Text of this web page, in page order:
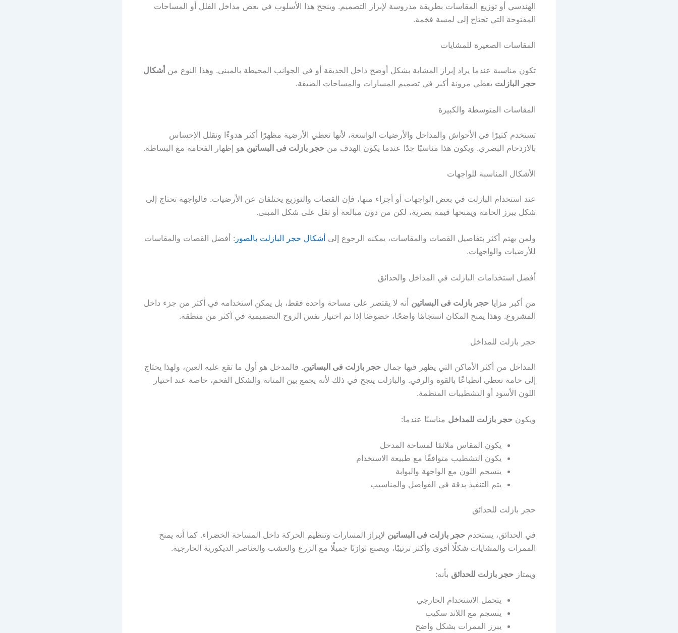
الهندسي أو توزيع المقاسات بطريقة مدروسة لإبراز التصميم. وينجح هذا الأسلوب في بعض مداخل الفلل أو المساحات
المفتوحة التي تحتاج إلى لمسة فخمة.
المقاسات الصغيرة للمشايات
تكون مناسبة عندما يراد إبراز المشاية بشكل أوضح داخل الحديقة أو في الجوانب المحيطة بالمبنى. وهذا النوع من أشكال
حجر البازلت يعطي مرونة أكبر في تصميم المسارات والمساحات الضيقة.
المقاسات المتوسطة والكبيرة
تستخدم كثيرًا في الأحواش والمداخل والأرضيات الواسعة، لأنها تعطي الأرضية مظهرًا أكثر هدوءًا وتقلل الإحساس
بالازدحام البصري. ويكون هذا مناسبًا جدًا عندما يكون الهدف من حجر بازلت فى البساتين هو إظهار الفخامة مع البساطة.
الأشكال المناسبة للواجهات
عند استخدام البازلت في بعض الواجهات أو أجزاء منها، فإن القصات والتوزيع يختلفان عن الأرضيات. فالواجهة تحتاج إلى
شكل يبرز الخامة ويمنحها قيمة بصرية، لكن من دون مبالغة أو ثقل على شكل المبنى.
ولمن يهتم أكثر بتفاصيل القصات والمقاسات، يمكنه الرجوع إلى أشكال حجر البازلت بالصور : أفضل القصات والمقاسات
للأرضيات والواجهات.
أفضل استخدامات البازلت في المداخل والحدائق
من أكبر مزايا حجر بازلت فى البساتين أنه لا يقتصر على مساحة واحدة فقط، بل يمكن استخدامه في أكثر من جزء داخل
المشروع. وهذا يمنح المكان انسجامًا واضحًا، خصوصًا إذا تم اختيار نفس الروح التصميمية في أكثر من منطقة.
حجر بازلت للمداخل
المداخل من أكثر الأماكن التي يظهر فيها جمال حجر بازلت فى البساتين. فالمدخل هو أول ما تقع عليه العين، ولهذا يحتاج
إلى خامة تعطي انطباعًا بالقوة والرقي. والبازلت ينجح في ذلك لأنه يجمع بين المتانة والشكل الفخم، خاصة عند اختيار
اللون الأسود أو التشطيبات المنظمة.
ويكون حجر بازلت للمداخل مناسبًا عندما:
يكون المقاس ملائمًا لمساحة المدخل
يكون التشطيب متوافقًا مع طبيعة الاستخدام
ينسجم اللون مع الواجهة والبوابة
يتم التنفيذ بدقة في الفواصل والمناسيب
حجر بازلت للحدائق
في الحدائق، يستخدم حجر بازلت فى البساتين لإبراز المسارات وتنظيم الحركة داخل المساحة الخضراء. كما أنه يمنح
الممرات والمشايات شكلًا أقوى وأكثر ترتيبًا، ويصنع توازنًا جميلًا مع الزرع والعشب والعناصر الديكورية الخارجية.
ويمتاز حجر بازلت للحدائق بأنه:
يتحمل الاستخدام الخارجي
ينسجم مع اللاند سكيب
يبرز الممرات بشكل واضح